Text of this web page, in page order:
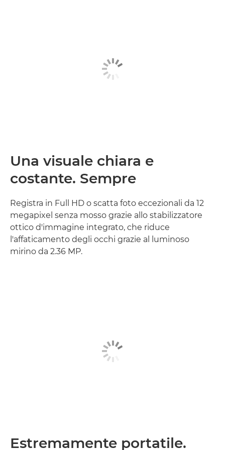
Una visuale chiara e
costante. Sempre
Registra in Full HD o scatta foto eccezionali da 12
megapixel senza mosso grazie allo stabilizzatore
ottico d'immagine integrato, che riduce
l'affaticamento degli occhi grazie al luminoso
mirino da 2.36 MP.
Estremamente portatile.